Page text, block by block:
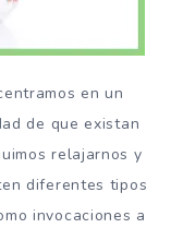
en un
de que existan
relajarnos y
diferentes tipos
invocaciones a